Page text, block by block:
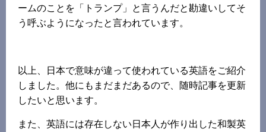
ームのことを「トランプ」と言うんだと勘違いしてそ
う呼ぶようになったと言われています。
以上、日本で意味が違って使われている英語をご紹介
しました。他にもまだまだあるので、随時記事を更新
したいと思います。
また、英語には存在しない日本人が作り出した和製英